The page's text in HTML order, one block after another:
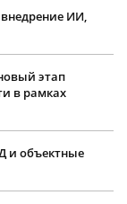
ИИ,
этап
в рамках
и объектные